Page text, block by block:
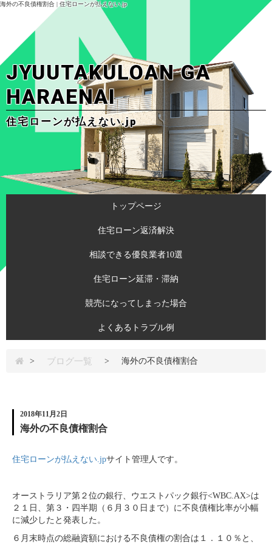
海外の不良債権割合 | 住宅ローンが払えない.jp
JYUUTAKULOAN GA
HARAENAI
住宅ローンが払えない.jp
トップページ
住宅ローン返済解決
相談できる優良業者10選
住宅ローン延滞・滞納
競売になってしまった場合
よくあるトラブル例
> ブログ一覧 > 海外の不良債権割合
2018年11月2日
海外の不良債権割合
住宅ローンが払えない.jpサイト管理人です。
オーストラリア第２位の銀行、ウエストパック銀行<WBC.AX>は
２１日、第３・四半期（６月３０日まで）に不良債権比率が小幅
に減少したと発表した。
６月末時点の総融資額における不良債権の割合は１．１０％と、